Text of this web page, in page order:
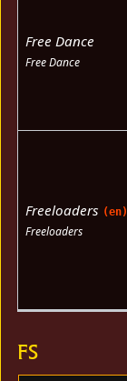
Free Dance
Free Dance
Freeloaders (en)
Freeloaders
FS